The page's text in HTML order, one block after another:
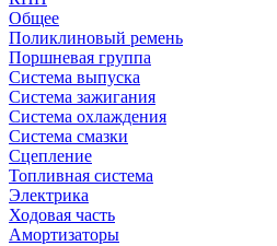
Общее
Поликлиновый ремень
Поршневая группа
Система выпуска
Система зажигания
Система охлаждения
Система смазки
Сцепление
Топливная система
Электрика
Ходовая часть
Амортизаторы